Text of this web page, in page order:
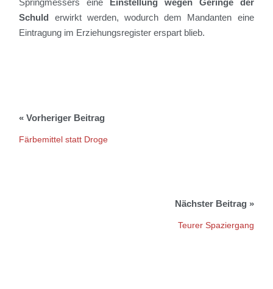
Springmessers eine Einstellung wegen Geringe der
Schuld erwirkt werden, wodurch dem Mandanten eine
Eintragung im Erziehungsregister erspart blieb.
Färbemittel statt Droge
Teurer Spaziergang